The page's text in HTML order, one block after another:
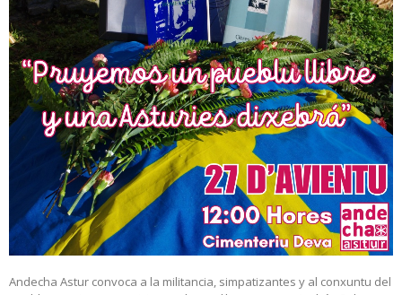
Andecha Astur convoca a la militancia, simpatizantes y al conxuntu del